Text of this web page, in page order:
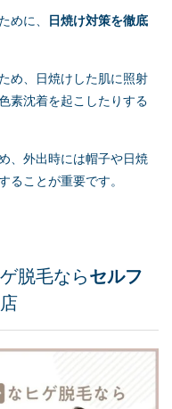
めに、
日焼け対策を徹底
め、日焼けした肌に照射
素沈着を起こしたりする
、外出時には帽子や日焼
ることが重要です。
脱毛ならセルフ